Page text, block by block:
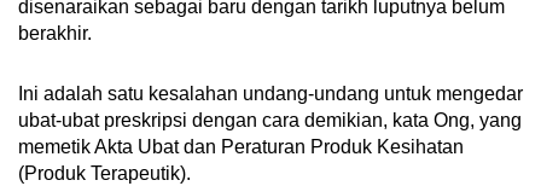
disenaraikan sebagai baru dengan tarikh luputnya belum
berakhir.
Ini adalah satu kesalahan undang-undang untuk mengedar
ubat-ubat preskripsi dengan cara demikian, kata Ong, yang
memetik Akta Ubat dan Peraturan Produk Kesihatan
(Produk Terapeutik).